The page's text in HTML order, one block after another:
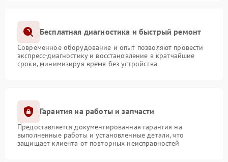
Бесплатная диагностика и быстрый ремонт
Современное оборудование и опыт позволяют провести
экспресс-диагностику и восстановление в кратчайшие
сроки, минимизируя время без устройства
Гарантия на работы и запчасти
Предоставляется документированная гарантия на
выполненные работы и установленные детали, что
защищает клиента от повторных неисправностей